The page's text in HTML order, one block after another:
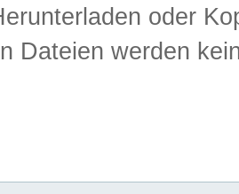
oder
Dateien werden